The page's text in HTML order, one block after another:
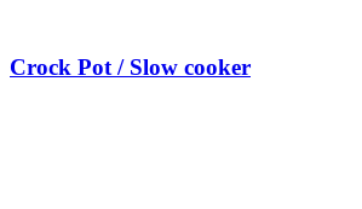
Crock Pot / Slow cooker